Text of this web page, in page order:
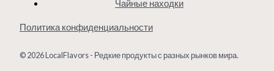
Чайные находки
Политика конфиденциальности
© 2026 LocalFlavors - Редкие продукты с разных рынков мира.